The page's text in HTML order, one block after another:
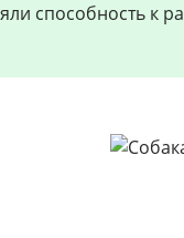
способность к